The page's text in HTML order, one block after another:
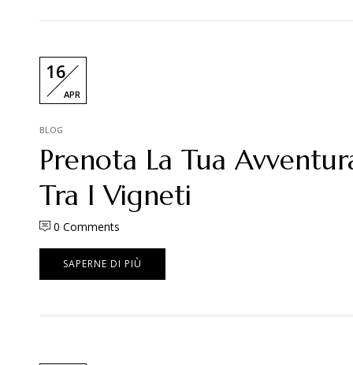
16
APR
BLOG
Prenota La Tua
Tra I Vigneti
0 Comments
SAPERNE DI PIÙ